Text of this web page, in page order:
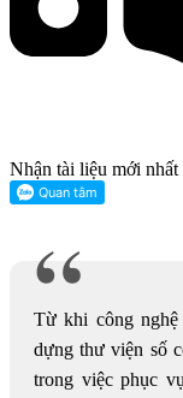
Nhận tài liệu mới nhất
Từ khi công
dựng thư viện số
trong việc phục